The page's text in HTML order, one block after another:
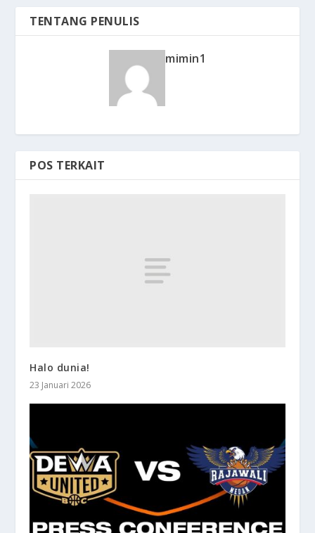
TENTANG PENULIS
mimin1
POS TERKAIT
Halo dunia!
23 Januari 2026